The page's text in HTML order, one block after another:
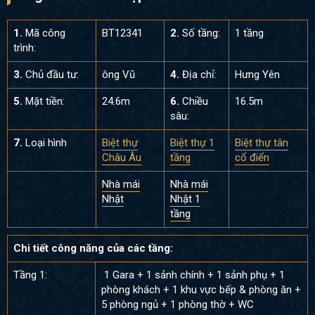
1. Mã công
trình:
BT12341 2. Số tầng: 1 tầng
3. Chủ đầu tư: ông Vũ 4. Địa chỉ: Hưng Yên
5. Mặt tiền: 24.6m 6. Chiều
sâu:
16.5m
7. Loại hình
Biệt thự
Châu Âu
Biệt thự 1
tầng
Biệt thự tân
cổ điển
Nhà mái
Nhật
Nhà mái
Nhật 1
tầng
Chi tiết công năng của các tầng:
Tầng 1:
1 Gara + 1 sảnh chính + 1 sảnh phụ + 1
phòng khách + 1 khu vực bếp & phòng ăn +
5 phòng ngủ + 1 phòng thờ + WC